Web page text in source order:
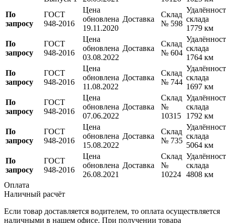
По
запросу
ГОСТ
948-2016
Цена
обновлена
19.11.2020
Доставка
Склад
№ 598
склада
1779 км
По
запросу
ГОСТ
948-2016
Цена
обновлена
03.08.2022
Доставка
Склад
№ 604
склада
1764 км
По
запросу
ГОСТ
948-2016
Цена
обновлена
11.08.2022
Доставка
Склад
№ 744
склада
1697 км
По
запросу
ГОСТ
948-2016
Цена
обновлена
07.06.2022
Доставка
Склад
№
10315
склада
1792 км
По
запросу
ГОСТ
948-2016
Цена
обновлена
15.08.2022
Доставка
Склад
№ 735
склада
5064 км
По
запросу
ГОСТ
948-2016
Цена
обновлена
26.08.2021
Доставка
Склад
№
10224
склада
4808 км
Оплата
Наличный расчёт
Если товар доставляется водителем, то оплата осуществляется
наличными в нашем офисе. При получении товара